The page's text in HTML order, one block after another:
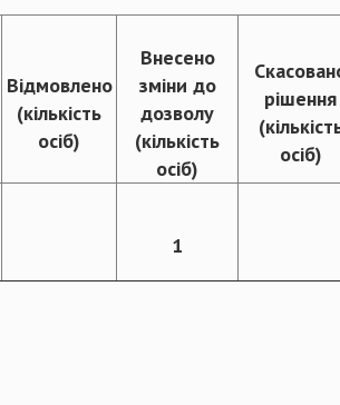
Відмовлено
(кількість
осіб)
Внесено
зміни до
дозволу
(кількість
осіб)
рішення
осіб)
1